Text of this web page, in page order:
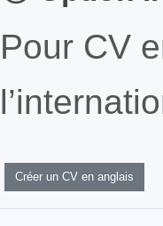
Pour CV
Créer un CV en anglais